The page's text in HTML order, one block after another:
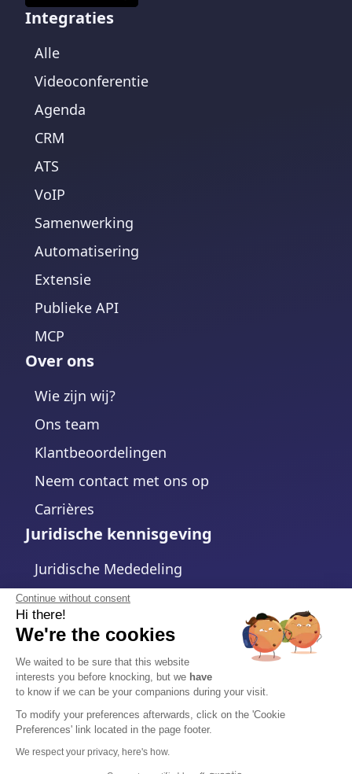
Continue without consent
Hi there!
We're the cookies
We waited to be sure that this website
interests you before knocking, but we have
to know if we can be your companions during your visit.
To modify your preferences afterwards, click on the 'Cookie
Preferences' link located in the page footer.
We respect your privacy, here's how.
Integraties
Alle
Videoconferentie
Agenda
CRM
ATS
VoIP
Samenwerking
Automatisering
Extensie
Publieke API
MCP
Over ons
Wie zijn wij?
Ons team
Klantbeoordelingen
Neem contact met ons op
Carrières
Juridische kennisgeving
Juridische Mededeling
Privacybeleid
Cookiebeleid
Cookie-instellingen wijzigen
Algemene voorwaarden
Gegevensverwerkingsovereenkomst
Veiligheid